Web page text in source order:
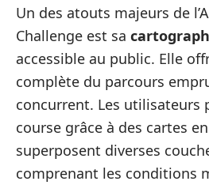
Un des atouts majeurs de
Challenge est sa
accessible au public. Elle
complète du parcours
concurrent. Les utilisateurs
course grâce à des cartes
superposent diverses
comprenant les conditions